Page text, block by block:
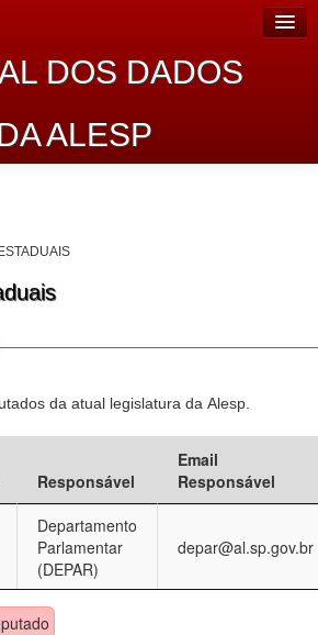
DOS DADOS
ALESP
Abertos
da atual legislatura da Alesp.
Responsável
Email
Responsável
Departamento
Parlamentar
(DEPAR)
depar@al.sp.gov.br